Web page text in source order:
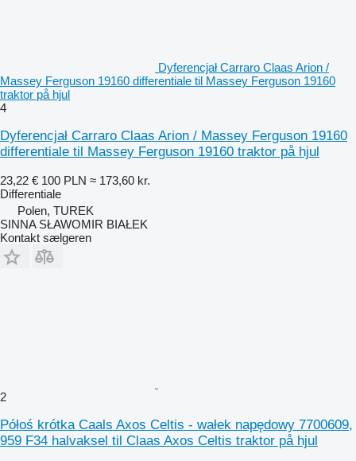
Dyferencjał Carraro Claas Arion /
Massey Ferguson 19160 differentiale til Massey Ferguson 19160
traktor på hjul
4
Dyferencjał Carraro Claas Arion / Massey Ferguson 19160
differentiale til Massey Ferguson 19160 traktor på hjul
23,22 € 100 PLN ≈ 173,60 kr.
Differentiale
Polen, TUREK
SINNA SŁAWOMIR BIAŁEK
Kontakt sælgeren
2
Półoś krótka Caals Axos Celtis - wałek napędowy 7700609,
959 F34 halvaksel til Claas Axos Celtis traktor på hjul